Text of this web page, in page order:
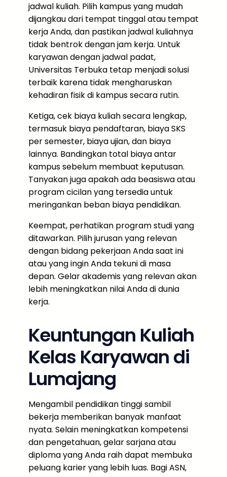
jadwal kuliah. Pilih kampus yang mudah
dijangkau dari tempat tinggal atau tempat
kerja Anda, dan pastikan jadwal kuliahnya
tidak bentrok dengan jam kerja. Untuk
karyawan dengan jadwal padat,
Universitas Terbuka tetap menjadi solusi
terbaik karena tidak mengharuskan
kehadiran fisik di kampus secara rutin.
Ketiga, cek biaya kuliah secara lengkap,
termasuk biaya pendaftaran, biaya SKS
per semester, biaya ujian, dan biaya
lainnya. Bandingkan total biaya antar
kampus sebelum membuat keputusan.
Tanyakan juga apakah ada beasiswa atau
program cicilan yang tersedia untuk
meringankan beban biaya pendidikan.
Keempat, perhatikan program studi yang
ditawarkan. Pilih jurusan yang relevan
dengan bidang pekerjaan Anda saat ini
atau yang ingin Anda tekuni di masa
depan. Gelar akademis yang relevan akan
lebih meningkatkan nilai Anda di dunia
kerja.
Keuntungan Kuliah
Kelas Karyawan di
Lumajang
Mengambil pendidikan tinggi sambil
bekerja memberikan banyak manfaat
nyata. Selain meningkatkan kompetensi
dan pengetahuan, gelar sarjana atau
diploma yang Anda raih dapat membuka
peluang karier yang lebih luas. Bagi ASN,